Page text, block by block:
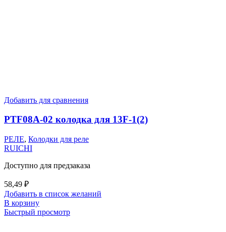
Добавить для сравнения
PTF08A-02 колодка для 13F-1(2)
РЕЛЕ, Колодки для реле
RUICHI
Доступно для предзаказа
58,49 ₽
Добавить в список желаний
В корзину
Быстрый просмотр